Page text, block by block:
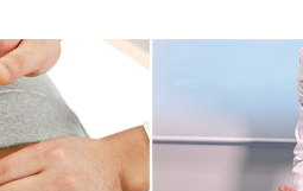
재활치료 효과와 국
증이 수술 없이 좋아